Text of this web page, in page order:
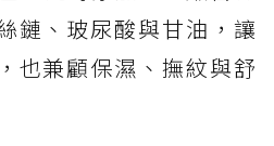
鏈、玻尿酸與甘油，讓
也兼顧保濕、撫紋與舒